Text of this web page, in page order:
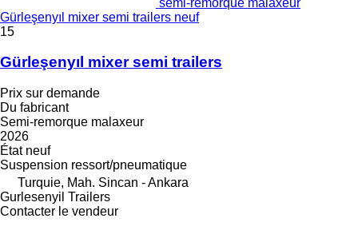
Gürleşenyıl mixer semi trailers neuf
15
Gürleşenyıl mixer semi trailers
Prix sur demande
Du fabricant
Semi-remorque malaxeur
2026
Étatneuf
Suspension ressort/pneumatique
Turquie, Mah. Sincan - Ankara
Gurlesenyil Trailers
Contacter le vendeur